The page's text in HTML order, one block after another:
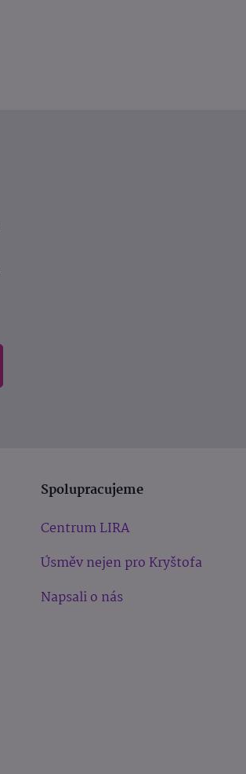
Spolupracujeme
Centrum LIRA
Úsměv nejen pro Kryštofa
Napsali o nás